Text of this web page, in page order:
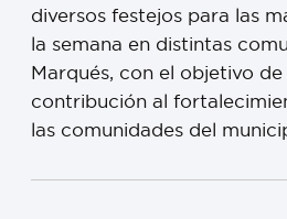
diversos festejos para las
la semana en distintas
Marqués, con el objetivo
contribución al
las comunidades del